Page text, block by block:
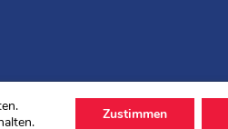
Zustimmen